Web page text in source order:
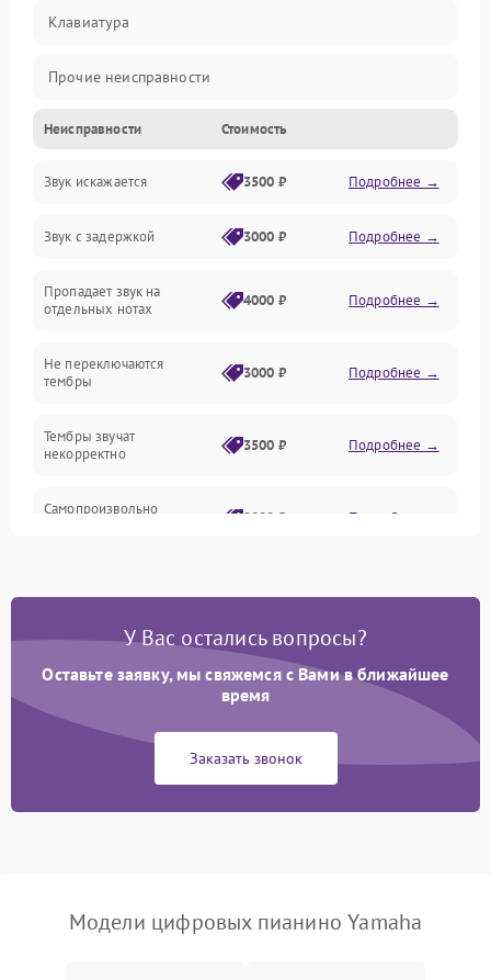
Клавиатура
Прочие неисправности
Включение и работа
Управление и электроника
Подключения и интерфейсы
Педали и стойка
Аудио
Оптика
Неисправности Стоимость
Звук искажается 3500 ₽ Подробнее →
Звук с задержкой 3000 ₽ Подробнее →
Пропадает звук на
отдельных нотах
4000 ₽ Подробнее →
Не переключаются
тембры
3000 ₽ Подробнее →
Тембры звучат
некорректно
3500 ₽ Подробнее →
Самопроизвольно
2800 ₽ Подробнее →
У Вас остались вопросы?
Оставьте заявку, мы свяжемся с Вами в ближайшее
время
Заказать звонок
Модели цифровых пианино Yamaha